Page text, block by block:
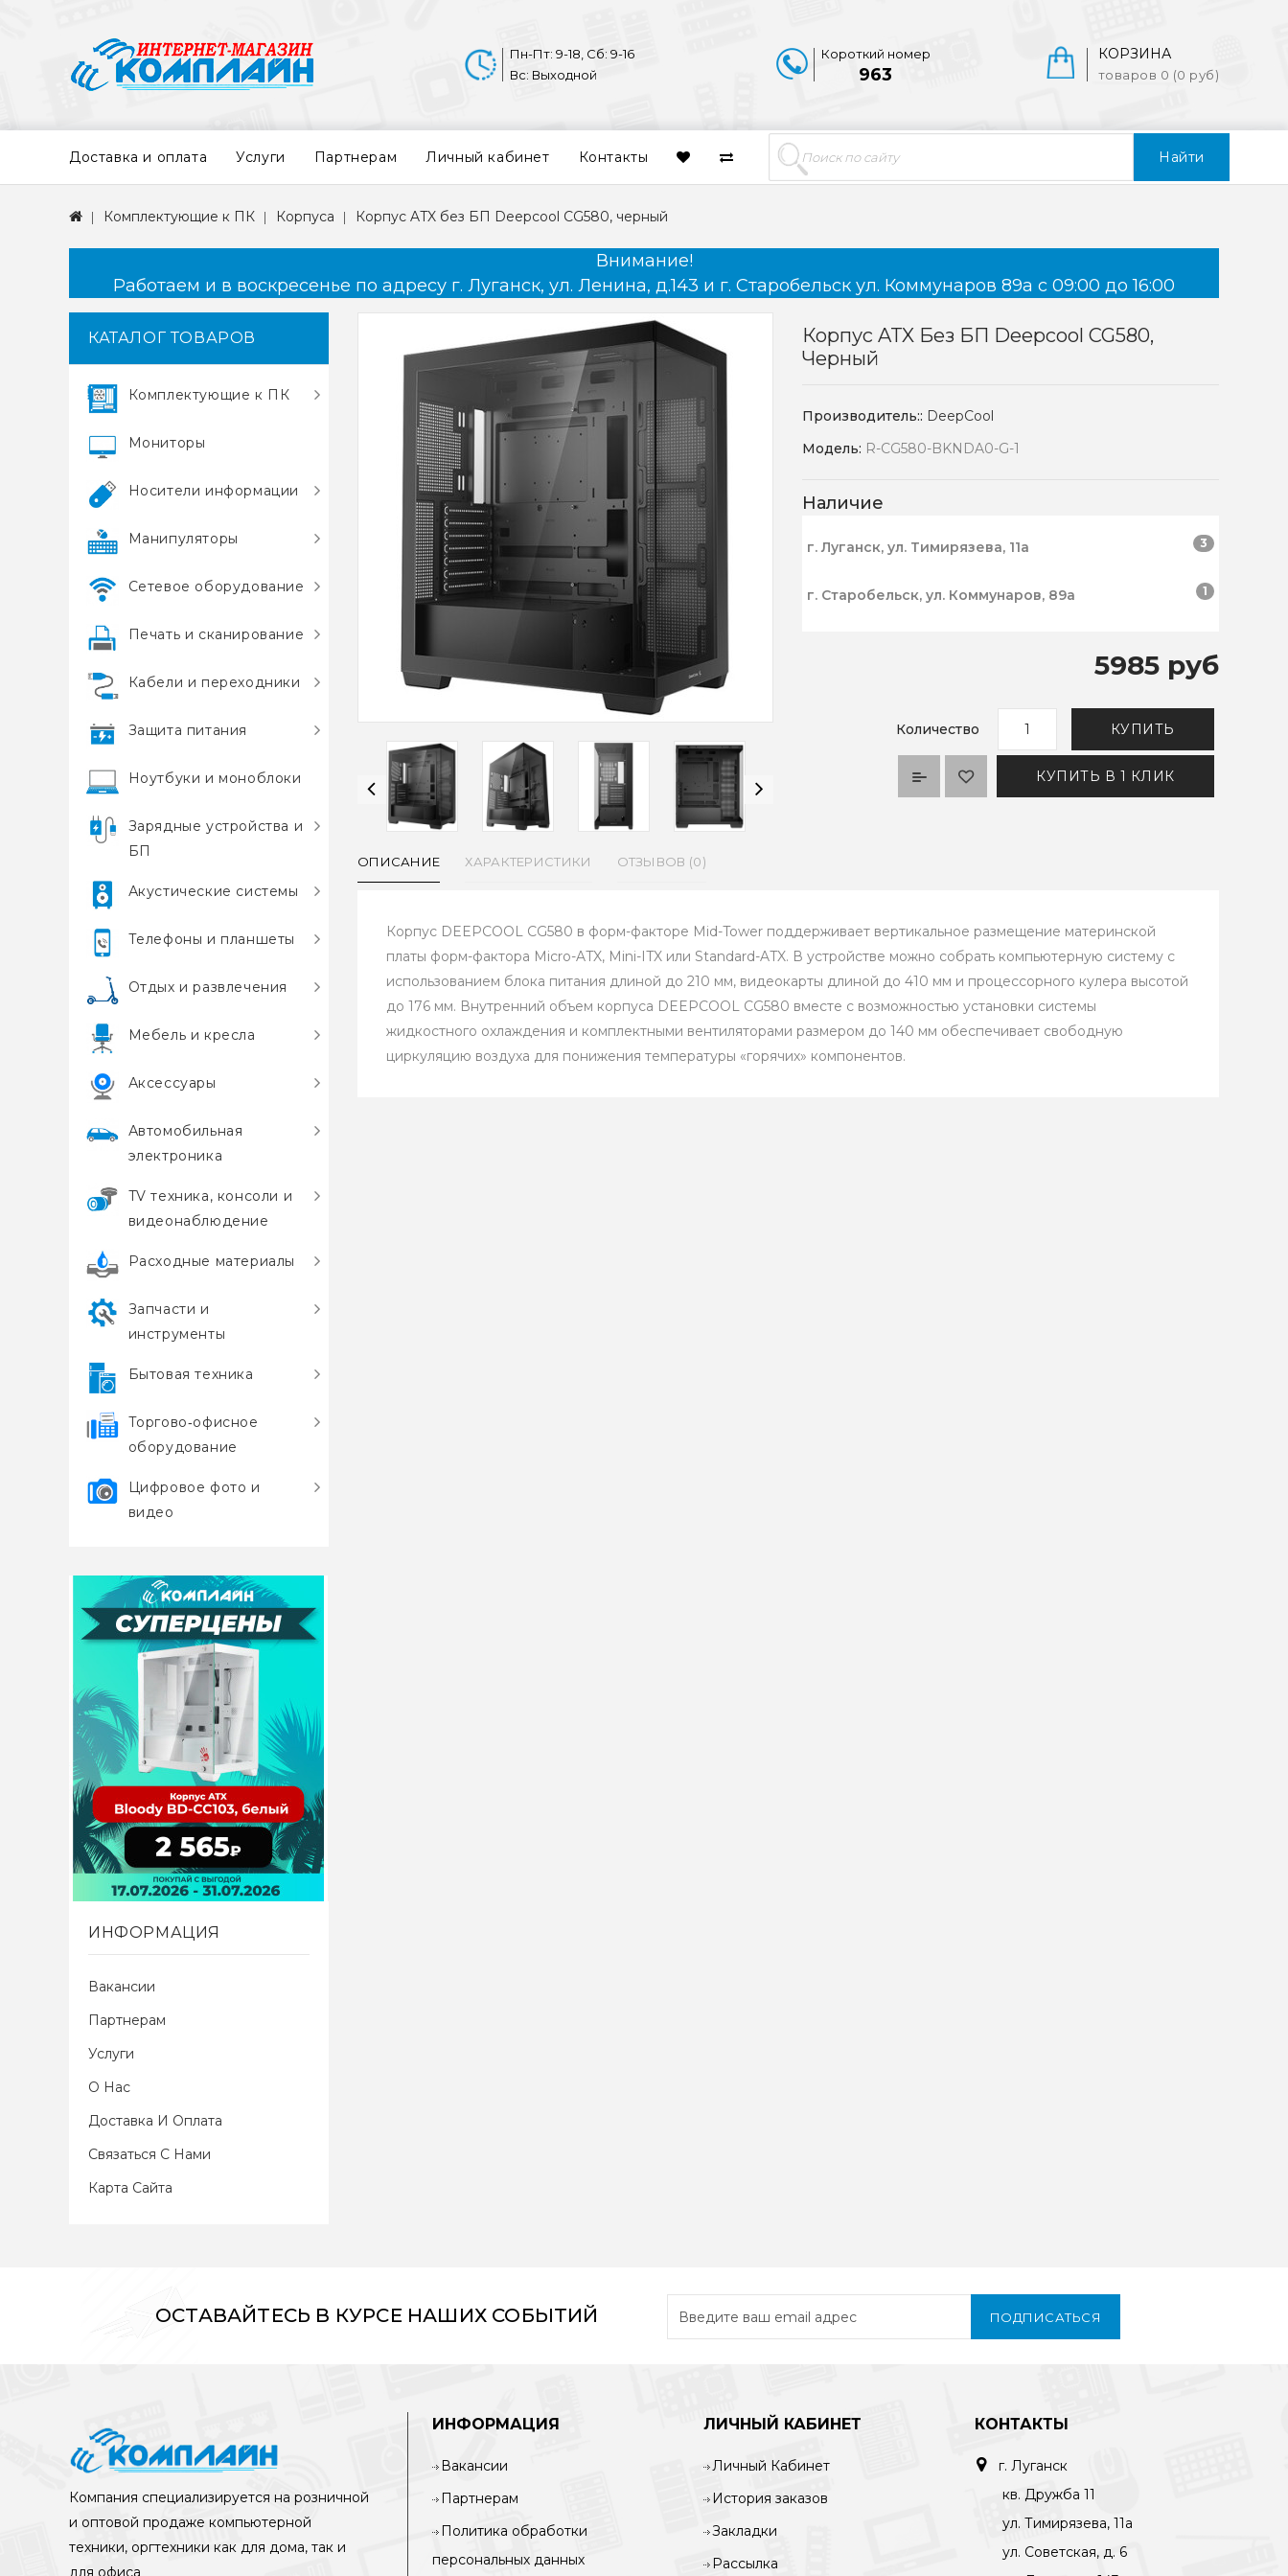
Найти
КОРЗИНА
товаров 0 (0 руб)
Короткий номер
963
Пн-Пт: 9-18, Сб: 9-16
Вс: Выходной
Доставка и оплата Услуги Партнерам Личный кабинет Контакты
Комплектующие к ПК Корпуса Корпус ATX без БП Deepcool CG580, черный
Внимание!
Работаем и в воскресенье по адресу г. Луганск, ул. Ленина, д.143 и г. Старобельск ул. Коммунаров 89а с 09:00 до 16:00
КАТАЛОГ ТОВАРОВ
Комплектующие к ПК
Мониторы
Носители информации
Манипуляторы
Сетевое оборудование
Печать и сканирование
Кабели и переходники
Защита питания
Ноутбуки и моноблоки
Зарядные устройства и
БП
Акустические системы
Телефоны и планшеты
Отдых и развлечения
Мебель и кресла
Аксессуары
Автомобильная
электроника
TV техника, консоли и
видеонаблюдение
Расходные материалы
Запчасти и
инструменты
Бытовая техника
Торгово‑офисное
оборудование
Цифровое фото и
видео
ИНФОРМАЦИЯ
Вакансии
Партнерам
Услуги
О Нас
Доставка И Оплата
Связаться С Нами
Карта Сайта
Корпус ATX Без БП Deepcool CG580,
Черный
Производитель:: DeepCool
Модель: R-CG580-BKNDA0-G-1
Наличие
г. Луганск, ул. Тимирязева, 11а 3
г. Старобельск, ул. Коммунаров, 89а 1
5985 руб
Количество КУПИТЬ
КУПИТЬ В 1 КЛИК
ОПИСАНИЕ ХАРАКТЕРИСТИКИ ОТЗЫВОВ (0)
Корпус DEEPCOOL CG580 в форм-факторе Mid-Tower поддерживает вертикальное размещение материнской
платы форм-фактора Micro-ATX, Mini-ITX или Standard-ATX. В устройстве можно собрать компьютерную систему с
использованием блока питания длиной до 210 мм, видеокарты длиной до 410 мм и процессорного кулера высотой
до 176 мм. Внутренний объем корпуса DEEPCOOL CG580 вместе с возможностью установки системы
жидкостного охлаждения и комплектными вентиляторами размером до 140 мм обеспечивает свободную
циркуляцию воздуха для понижения температуры «горячих» компонентов.
ОСТАВАЙТЕСЬ В КУРСЕ НАШИХ СОБЫТИЙ ПОДПИСАТЬСЯ
Компания специализируется на розничной
и оптовой продаже компьютерной
техники, оргтехники как для дома, так и
для офиса
ИНФОРМАЦИЯ
Вакансии
Партнерам
Политика обработки
персональных данных
ЛИЧНЫЙ КАБИНЕТ
Личный Кабинет
История заказов
Закладки
Рассылка
КОНТАКТЫ
г. Луганск
кв. Дружба 11
ул. Тимирязева, 11а
ул. Советская, д. 6